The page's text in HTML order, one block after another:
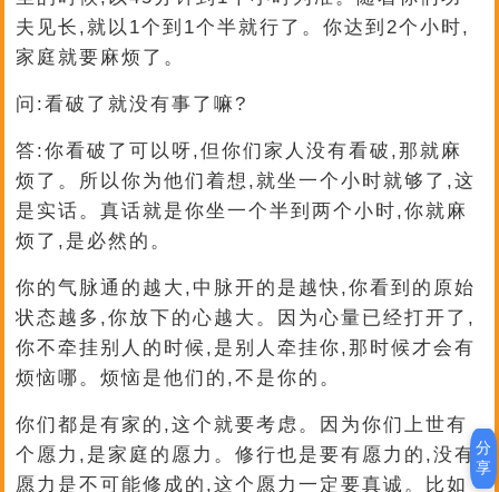
夫见长,就以1个到1个半就行了。你达到2个小时,
家庭就要麻烦了。
问:看破了就没有事了嘛?
答:你看破了可以呀,但你们家人没有看破,那就麻
烦了。所以你为他们着想,就坐一个小时就够了,这
是实话。真话就是你坐一个半到两个小时,你就麻
烦了,是必然的。
你的气脉通的越大,中脉开的是越快,你看到的原始
状态越多,你放下的心越大。因为心量已经打开了,
你不牵挂别人的时候,是别人牵挂你,那时候才会有
烦恼哪。烦恼是他们的,不是你的。
你们都是有家的,这个就要考虑。因为你们上世有
个愿力,是家庭的愿力。修行也是要有愿力的,没有
愿力是不可能修成的,这个愿力一定要真诚。比如
分
享